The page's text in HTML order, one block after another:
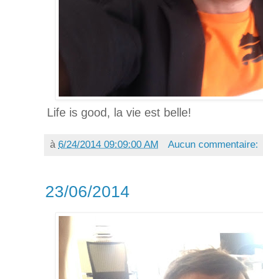
Life is good, la vie est belle!
à 6/24/2014 09:09:00 AM Aucun commentaire:
23/06/2014